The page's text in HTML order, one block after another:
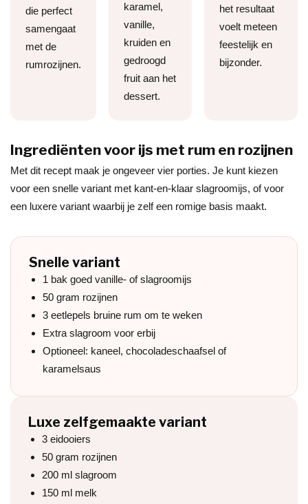
die perfect
samengaat
met de
rumrozijnen.
karamel,
vanille,
kruiden en
gedroogd
fruit aan het
dessert.
het resultaat
voelt meteen
feestelijk en
bijzonder.
Ingrediënten voor ijs met rum en rozijnen
Met dit recept maak je ongeveer vier porties. Je kunt kiezen
voor een snelle variant met kant-en-klaar slagroomijs, of voor
een luxere variant waarbij je zelf een romige basis maakt.
Snelle variant
1 bak goed vanille- of slagroomijs
50 gram rozijnen
3 eetlepels bruine rum om te weken
Extra slagroom voor erbij
Optioneel: kaneel, chocoladeschaafsel of
karamelsaus
Luxe zelfgemaakte variant
3 eidooiers
50 gram rozijnen
200 ml slagroom
150 ml melk